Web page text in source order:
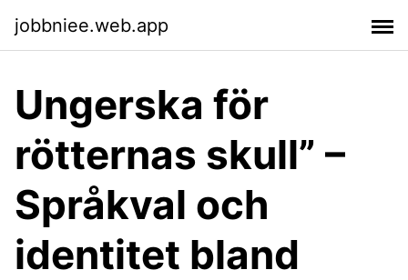
jobbniee.web.app
Ungerska för
rötternas skull” –
Språkval och
identitet bland